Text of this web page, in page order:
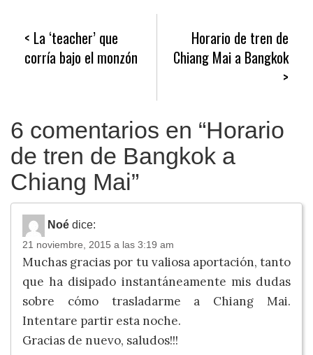
Navegación
de
La ‘teacher’ que
corría bajo el monzón
Horario de tren de
Chiang Mai a Bangkok
6 comentarios en “Horario
de tren de Bangkok a
Chiang Mai”
Noé dice:
21 noviembre, 2015 a las 3:19 am
Muchas gracias por tu valiosa aportación, tanto
que ha disipado instantáneamente mis dudas
sobre cómo trasladarme a Chiang Mai.
Intentare partir esta noche.
Gracias de nuevo, saludos!!!